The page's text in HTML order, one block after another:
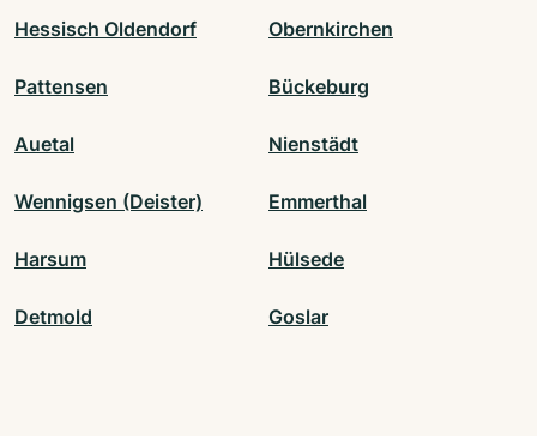
Hessisch Oldendorf Obernkirchen
Pattensen Bückeburg
Auetal Nienstädt
Wennigsen (Deister) Emmerthal
Harsum Hülsede
Detmold Goslar